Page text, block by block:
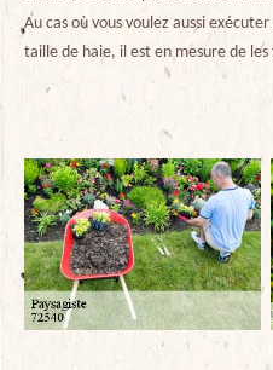
Au cas où vous voulez aussi
taille de haie, il est en mesure de